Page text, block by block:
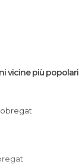
vicine più popolari